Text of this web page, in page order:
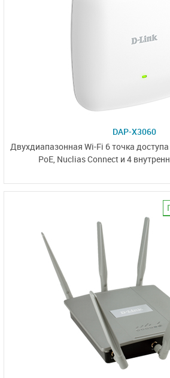
DAP-X3060
Двухдиапазонная Wi-Fi 6 точка
PoE, Nuclias Connectи 4